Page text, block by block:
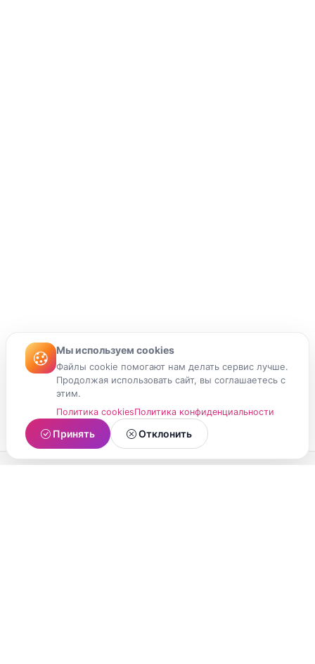
Мы используем cookies
Файлы cookie помогают нам делать сервис лучше.
Продолжая использовать сайт, вы соглашаетесь с
этим.
Политика cookiesПолитика конфиденциальности
Принять Отклонить